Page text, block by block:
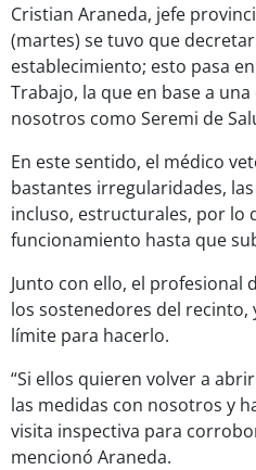
Cristian Araneda, jefe
(martes) se tuvo que
establecimiento; esto pasa
Trabajo, la que en base a
nosotros como Seremi de
En este sentido, el médico
bastantes irregularidades,
incluso, estructurales, por lo
funcionamiento hasta que
Junto con ello, el profesional
los sostenedores del recinto,
límite para hacerlo.
“Si ellos quieren volver a
las medidas con nosotros y
visita inspectiva para
mencionó Araneda.